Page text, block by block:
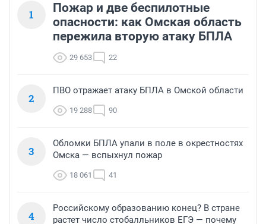
1
Пожар и две беспилотные
опасности: как Омская область
пережила вторую атаку БПЛА
29 653 22
2
ПВО отражает атаку БПЛА в Омской области
19 288 90
3
Обломки БПЛА упали в поле в окрестностях
Омска — вспыхнул пожар
18 061 41
4
Российскому образованию конец? В стране
растет число стобалльников ЕГЭ — почему